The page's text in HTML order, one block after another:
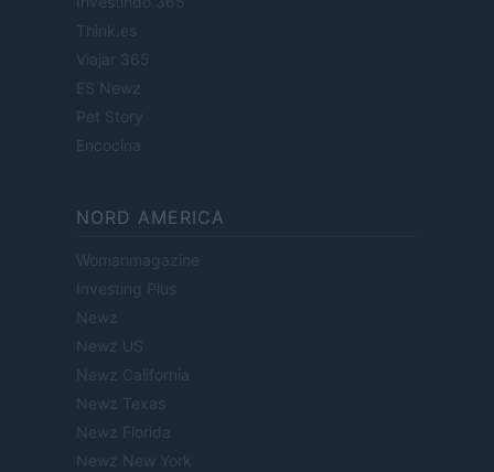
Think.es
Viajar 365
ES Newz
Pet Story
Encocina
NORD AMERICA
Womanmagazine
Investing Plus
Newz
Newz US
Newz California
Newz Texas
Newz Florida
Newz New York